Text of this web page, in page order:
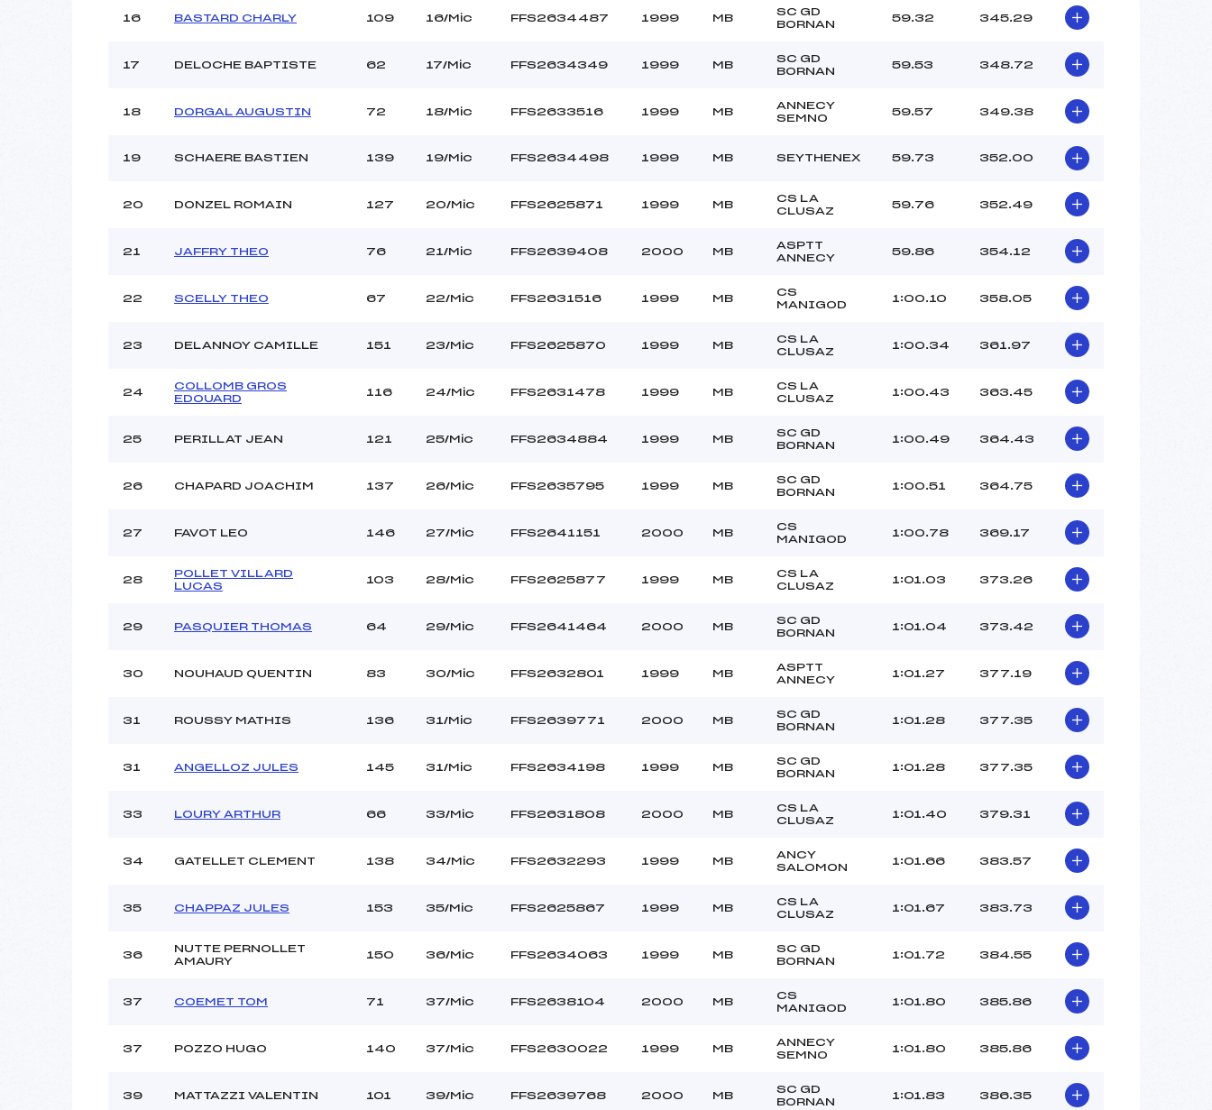
16 BASTARD CHARLY 109 16/Mic FFS2634487 1999 MB
SC GD
BORNAN
59.32 345.29
17 DELOCHE BAPTISTE 62 17/Mic FFS2634349 1999 MB
SC GD
BORNAN
59.53 348.72
18 DORGAL AUGUSTIN 72 18/Mic FFS2633516 1999 MB
ANNECY
SEMNO
59.57 349.38
19 SCHAERE BASTIEN 139 19/Mic FFS2634498 1999 MB SEYTHENEX 59.73 352.00
20 DONZEL ROMAIN 127 20/Mic FFS2625871 1999 MB
CS LA
CLUSAZ
59.76 352.49
21 JAFFRY THEO 76 21/Mic FFS2639408 2000 MB
ASPTT
ANNECY
59.86 354.12
22 SCELLY THEO 67 22/Mic FFS2631516 1999 MB
CS
MANIGOD
1:00.10 358.05
23 DELANNOY CAMILLE 151 23/Mic FFS2625870 1999 MB
CS LA
CLUSAZ
1:00.34 361.97
24
COLLOMB GROS
EDOUARD
116 24/Mic FFS2631478 1999 MB
CS LA
CLUSAZ
1:00.43 363.45
25 PERILLAT JEAN 121 25/Mic FFS2634884 1999 MB
SC GD
BORNAN
1:00.49 364.43
26 CHAPARD JOACHIM 137 26/Mic FFS2635795 1999 MB
SC GD
BORNAN
1:00.51 364.75
27 FAVOT LEO 146 27/Mic FFS2641151 2000 MB
CS
MANIGOD
1:00.78 369.17
28
POLLET VILLARD
LUCAS
103 28/Mic FFS2625877 1999 MB
CS LA
CLUSAZ
1:01.03 373.26
29 PASQUIER THOMAS 64 29/Mic FFS2641464 2000 MB
SC GD
BORNAN
1:01.04 373.42
30 NOUHAUD QUENTIN 83 30/Mic FFS2632801 1999 MB
ASPTT
ANNECY
1:01.27 377.19
31 ROUSSY MATHIS 136 31/Mic FFS2639771 2000 MB
SC GD
BORNAN
1:01.28 377.35
31 ANGELLOZ JULES 145 31/Mic FFS2634198 1999 MB
SC GD
BORNAN
1:01.28 377.35
33 LOURY ARTHUR 66 33/Mic FFS2631808 2000 MB
CS LA
CLUSAZ
1:01.40 379.31
34 GATELLET CLEMENT 138 34/Mic FFS2632293 1999 MB
ANCY
SALOMON
1:01.66 383.57
35 CHAPPAZ JULES 153 35/Mic FFS2625867 1999 MB
CS LA
CLUSAZ
1:01.67 383.73
36
NUTTE PERNOLLET
AMAURY
150 36/Mic FFS2634063 1999 MB
SC GD
BORNAN
1:01.72 384.55
37 COEMET TOM 71 37/Mic FFS2638104 2000 MB
CS
MANIGOD
1:01.80 385.86
37 POZZO HUGO 140 37/Mic FFS2630022 1999 MB
ANNECY
SEMNO
1:01.80 385.86
39 MATTAZZI VALENTIN 101 39/Mic FFS2639768 2000 MB
SC GD
BORNAN
1:01.83 386.35